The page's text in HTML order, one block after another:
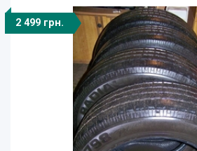
2 499 грн.